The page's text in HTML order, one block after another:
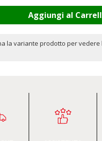
Aggiungi al
la variante prodotto per